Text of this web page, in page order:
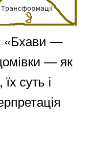
«Бхави —
— як
суть і